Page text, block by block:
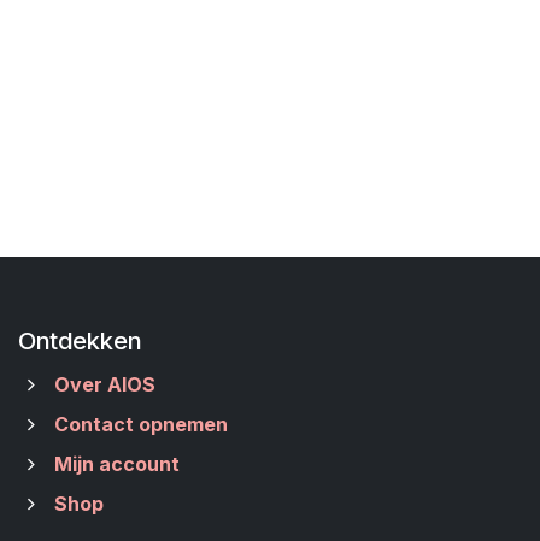
Ontdekken
Over AIOS
Contact opnemen
Mijn account
Shop